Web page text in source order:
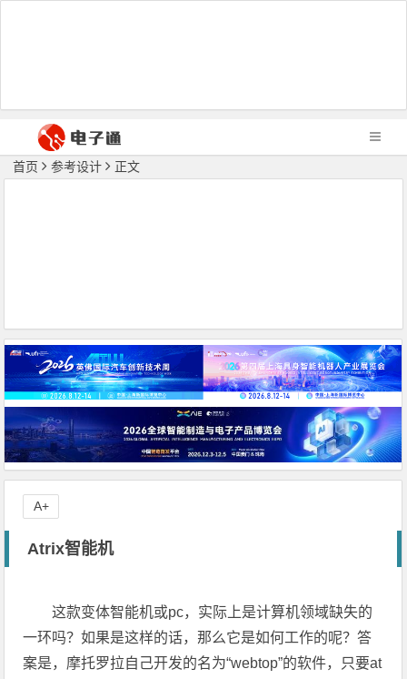
首页 参考设计 正文
Atrix智能机
这款变体智能机或pc，实际上是计算机领域缺失的
一环吗？如果是这样的话，那么它是如何工作的呢？答
案是，摩托罗拉自己开发的名为“webtop”的软件，只要at
A+